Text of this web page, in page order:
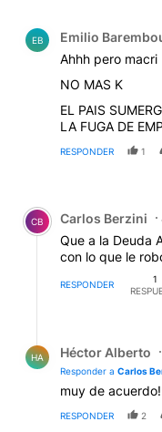
EB Emilio
Ahhh pero macri
NO MAS K
EL PAIS
LA FUGA DE
RESPONDER 1
Comentario de
CB Carlos Berzini
Que a la Deuda
con lo que le
RESPONDER
1
HA Héctor Alberto
Responder a Carlos
muy de
RESPONDER 2